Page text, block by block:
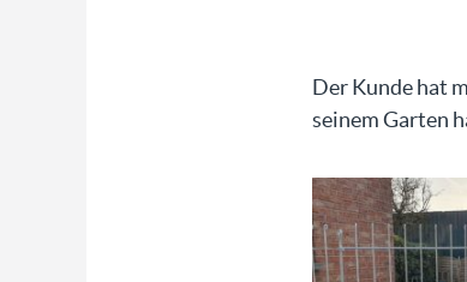
Der Kunde hat
seinem Garten